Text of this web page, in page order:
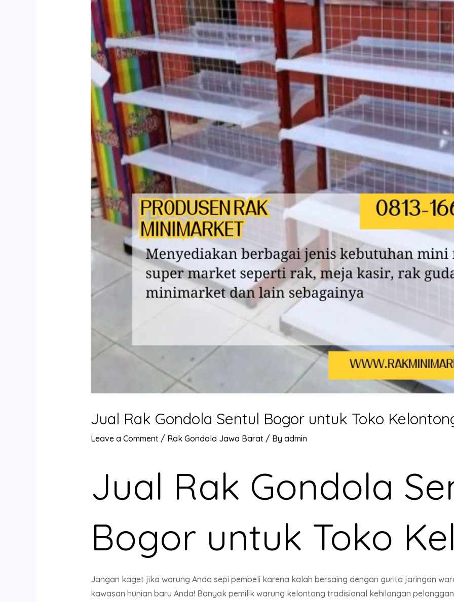
Jual Rak Gondola Sentul Bogor untuk Toko
Leave a Comment / Rak Gondola Jawa Barat/ By admin
Jual Rak Gondola
Bogor untuk Toko
Jangan kaget jika warung Anda sepi pembeli karena kalah bersaing dengan gurita jaringan
kawasan hunian baru Anda! Banyak pemilik warung kelontong tradisional kehilangan